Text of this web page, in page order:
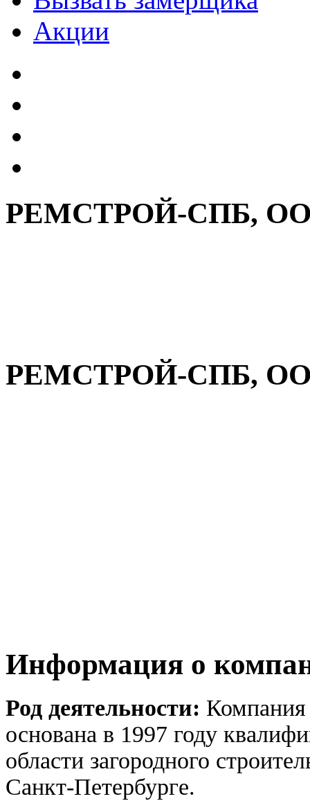
Акции
РЕМСТРОЙ-СПБ,
РЕМСТРОЙ-СПБ,
Информация о
Род деятельности:
основана в 1997 году
области загородного
Санкт-Петербурге.